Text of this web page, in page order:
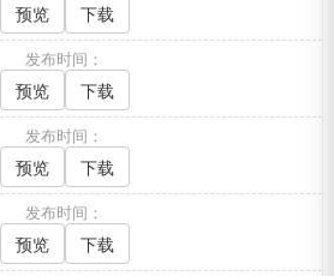
预览 下载
发布时间：
预览 下载
发布时间：
预览 下载
发布时间：
预览 下载